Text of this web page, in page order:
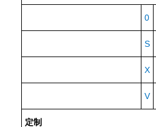
0
S
X
V
定制